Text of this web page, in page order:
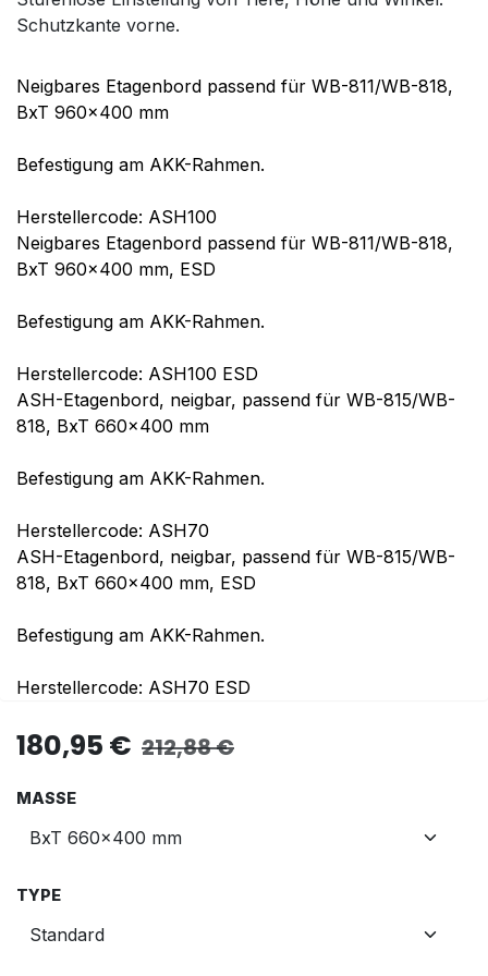
Schutzkante vorne.
Neigbares Etagenbord passend für WB-811/WB-818,
BxT 960x400 mm
Befestigung am AKK-Rahmen.
Herstellercode: ASH100
Neigbares Etagenbord passend für WB-811/WB-818,
BxT 960x400 mm, ESD
Befestigung am AKK-Rahmen.
Herstellercode: ASH100 ESD
ASH-Etagenbord, neigbar, passend für WB-815/WB-
818, BxT 660x400 mm
Befestigung am AKK-Rahmen.
Herstellercode: ASH70
ASH-Etagenbord, neigbar, passend für WB-815/WB-
818, BxT 660x400 mm, ESD
Befestigung am AKK-Rahmen.
Herstellercode: ASH70 ESD
180,95 € 212,88€
MASSE
TYPE